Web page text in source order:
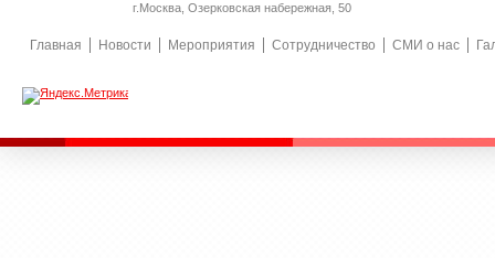
г.Москва, Озерковская набережная, 50
Главная Новости Мероприятия Сотрудничество СМИ о нас